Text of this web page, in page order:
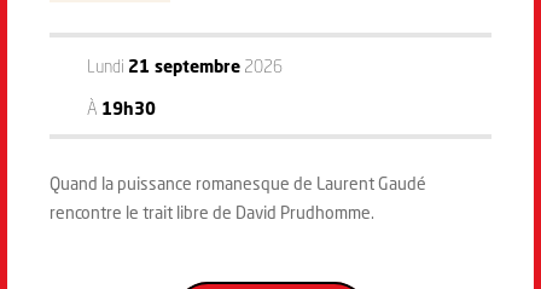
Lundi 21 septembre 2026
À 19h30
Quand la puissance romanesque de Laurent Gaudé
rencontre le trait libre de David Prudhomme.